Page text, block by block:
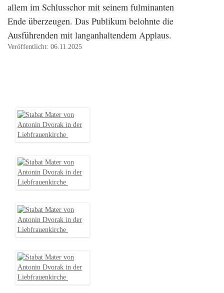
allem im Schlusschor mit seinem fulminanten
Ende überzeugen. Das Publikum belohnte die
Ausführenden mit langanhaltendem Applaus.
Veröffentlicht: 06.11.2025